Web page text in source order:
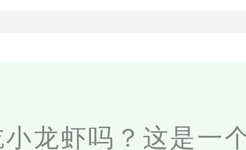
龙虾吗？这是一